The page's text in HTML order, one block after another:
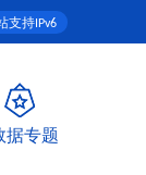
支持IPv6
据专题